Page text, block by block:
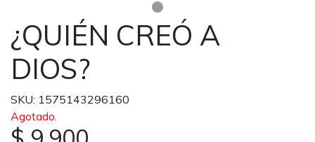
¿QUIÉN CREÓ A
DIOS?
SKU: 1575143296160
Agotado.